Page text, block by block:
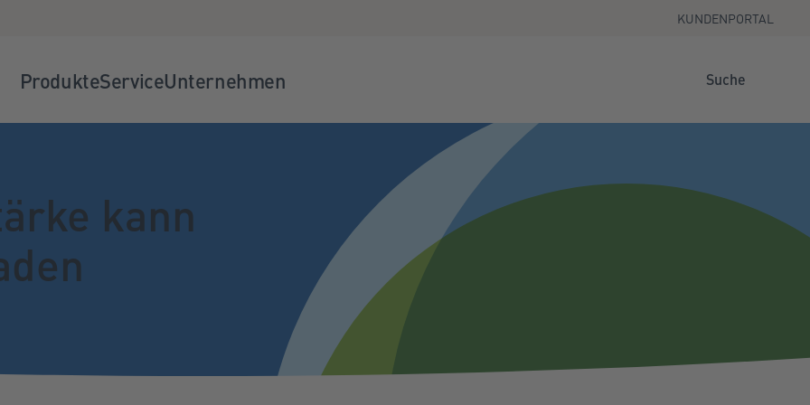
KUNDENPORTAL
ProdukteServiceUnternehmen Suche
kann